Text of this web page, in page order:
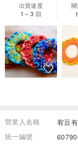
出貨速度
1～3 日
營業人名稱
宥豆
統一編號